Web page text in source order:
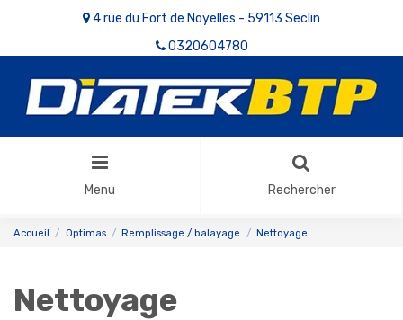
4 rue du Fort de Noyelles - 59113 Seclin
0320604780
Menu Rechercher
Accueil Optimas Remplissage / balayage Nettoyage
Nettoyage